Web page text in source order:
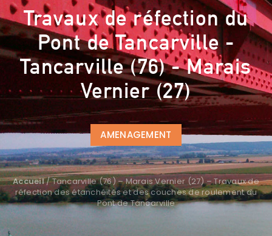
Travaux de réfection du
Pont de Tancarville -
Tancarville (76) - Marais
Vernier (27)
AMENAGEMENT
Accueil/Tancarville (76) – Marais Vernier (27) – Travaux de
réfection des étanchéités et des couches de roulement du
Pont de Tancarville